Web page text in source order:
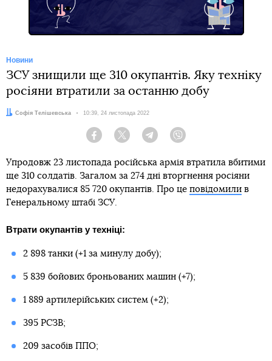
Новини
ЗСУ знищили ще 310 окупантів. Яку техніку
росіяни втратили за останню добу
Автор:
Софія Телішевська Дата:
10:39, 24 листопада 2022
Facebook Twitter Telegram
Упродовж 23 листопада російська армія втратила вбитими
ще 310 солдатів. Загалом за 274 дні вторгнення росіяни
недорахувалися 85 720 окупантів. Про це повідомили в
Генеральному штабі ЗСУ.
Втрати окупантів у техніці:
2 898 танки (+1 за минулу добу);
5 839 бойових броньованих машин (+7);
1 889 артилерійських систем (+2);
395 РСЗВ;
209 засобів ППО;